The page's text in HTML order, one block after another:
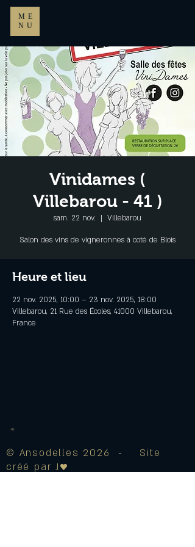
ME
NU
Vinidames (
Villebarou - 41 )
sam. 22 nov.
  |
Villebarou
Salon des vins de vigneronnes à coté de Blois
Heure et lieu
22 nov. 2025, 10:00 – 23 nov. 2025, 18:00
Villebarou, 21 Rue des Écoles, 41000 Villebarou,
France
© Ansodelles 2026 - Site
créé par J♥